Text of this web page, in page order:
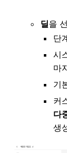
딜을
단
시
마
기
커
다
생